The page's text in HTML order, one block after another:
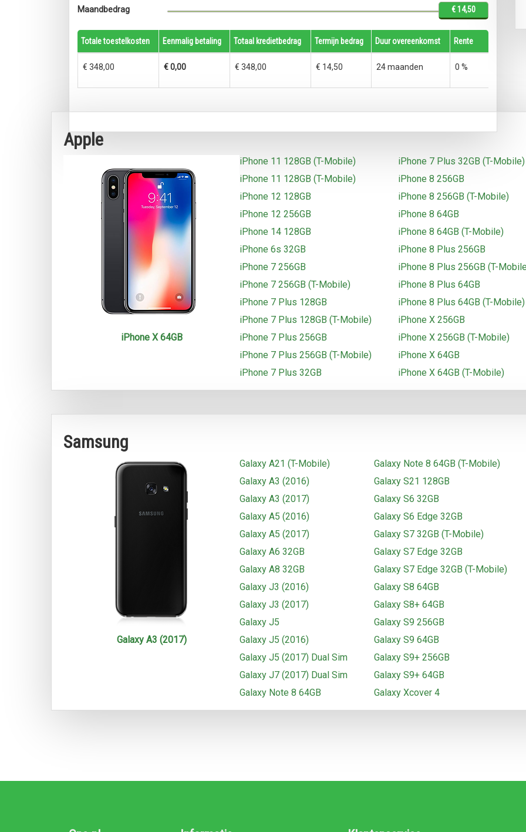
Maandbedrag € 14,50
Totale toestelkosten Eenmalig betaling Totaal kredietbedrag Termijn bedrag Duur overeenkomst Rente
€ 348,00 € 0,00 € 348,00 € 14,50 24 maanden 0 %
Apple
iPhone X 64GB
iPhone 11 128GB (T-Mobile)
iPhone 7 Plus 32GB (T-Mobile)
iPhone 11 128GB (T-Mobile)
iPhone 8 256GB
iPhone 12 128GB
iPhone 8 256GB (T-Mobile)
iPhone 12 256GB
iPhone 8 64GB
iPhone 14 128GB
iPhone 8 64GB (T-Mobile)
iPhone 6s 32GB
iPhone 8 Plus 256GB
iPhone 7 256GB
iPhone 8 Plus 256GB (T-
iPhone 7 256GB (T-Mobile)
iPhone 8 Plus 64GB
iPhone 7 Plus 128GB
iPhone 8 Plus 64GB (T-Mobile)
iPhone 7 Plus 128GB (T-Mobile)
iPhone X 256GB
iPhone 7 Plus 256GB
iPhone X 256GB (T-Mobile)
iPhone 7 Plus 256GB (T-Mobile)
iPhone X 64GB
iPhone 7 Plus 32GB
iPhone X 64GB (T-Mobile)
Samsung
Galaxy A3 (2017)
Galaxy A21 (T-Mobile)
Galaxy Note 8 64GB (T-Mobile)
Galaxy A3 (2016)
Galaxy S21 128GB
Galaxy A3 (2017)
Galaxy S6 32GB
Galaxy A5 (2016)
Galaxy S6 Edge 32GB
Galaxy A5 (2017)
Galaxy S7 32GB (T-Mobile)
Galaxy A6 32GB
Galaxy S7 Edge 32GB
Galaxy A8 32GB
Galaxy S7 Edge 32GB (T-Mobile)
Galaxy J3 (2016)
Galaxy S8 64GB
Galaxy J3 (2017)
Galaxy S8+ 64GB
Galaxy J5
Galaxy S9 256GB
Galaxy J5 (2016)
Galaxy S9 64GB
Galaxy J5 (2017) Dual Sim
Galaxy S9+ 256GB
Galaxy J7 (2017) Dual Sim
Galaxy S9+ 64GB
Galaxy Note 8 64GB
Galaxy Xcover 4